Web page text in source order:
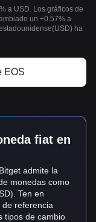
a USD. Los gráficos de
un +0.57% a
ha
EOS
fiat en
admite la
monedas como
Ten en
referencia
tipos de cambio